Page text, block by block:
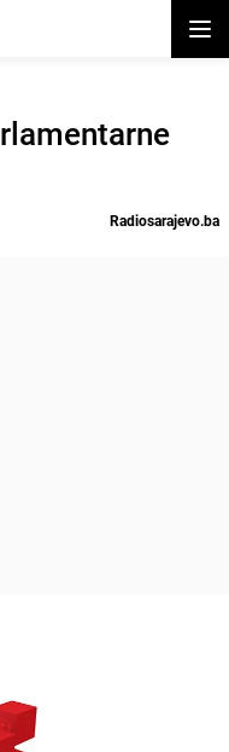
Radiosarajevo.ba